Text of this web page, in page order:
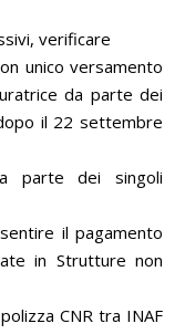
verificare
unico versamento
da parte dei
il 22 settembre
parte dei singoli
il pagamento
in Strutture non
CNR tra INAF